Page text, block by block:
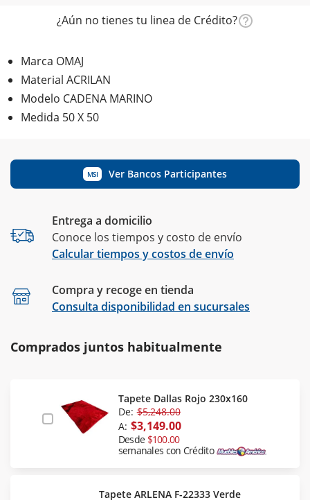
¿Aún no tienes tu linea de Crédito?
Marca OMAJ
Material ACRILAN
Modelo CADENA MARINO
Medida 50 X 50
MSI Ver Bancos Participantes
Entrega a domicilio
Conoce los tiempos y costo de envío
Calcular tiempos y costos de envío
Compra y recoge en tienda
Consulta disponibilidad en sucursales
Comprados juntos habitualmente
Tapete Dallas Rojo 230x160
De: $5,248.00
A: $3,149.00
Desde $100.00
semanales con Crédito
Tapete ARLENA F-22333 Verde